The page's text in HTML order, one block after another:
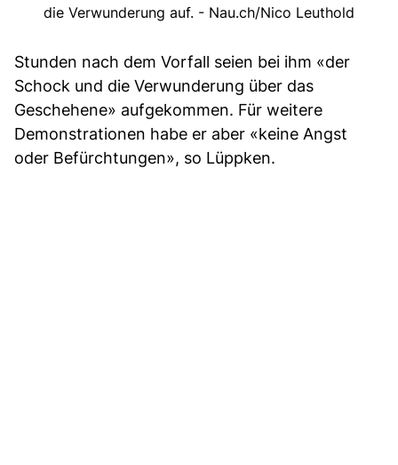
die Verwunderung auf. - Nau.ch/Nico Leuthold
Stunden nach dem Vorfall seien bei ihm «der
Schock und die Verwunderung über das
Geschehene» aufgekommen. Für weitere
Demonstrationen habe er aber «keine Angst
oder Befürchtungen», so Lüppken.